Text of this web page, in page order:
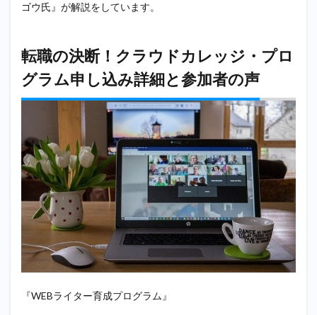
ゴウ氏』が解説をしています。
転職の決断！クラウドカレッジ・プロ
グラム申し込み詳細と参加者の声
『WEBライター育成プログラム』